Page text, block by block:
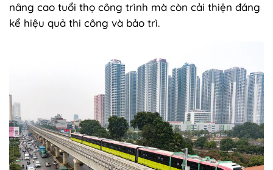
nâng cao tuổi thọ công trình mà còn cải thiện đáng
kể hiệu quả thi công và bảo trì.